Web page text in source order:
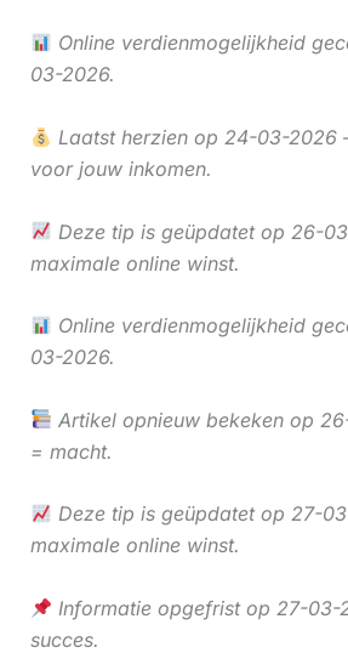
Online verdienmogelijkheid
03-2026.
Laatst herzien op 24-03-2026
voor jouw inkomen.
Deze tip is geüpdatet op 26-
maximale online winst.
Online verdienmogelijkheid
03-2026.
Artikel opnieuw bekeken op
= macht.
Deze tip is geüpdatet op 27-
maximale online winst.
Informatie opgefrist op 27-03-
succes.